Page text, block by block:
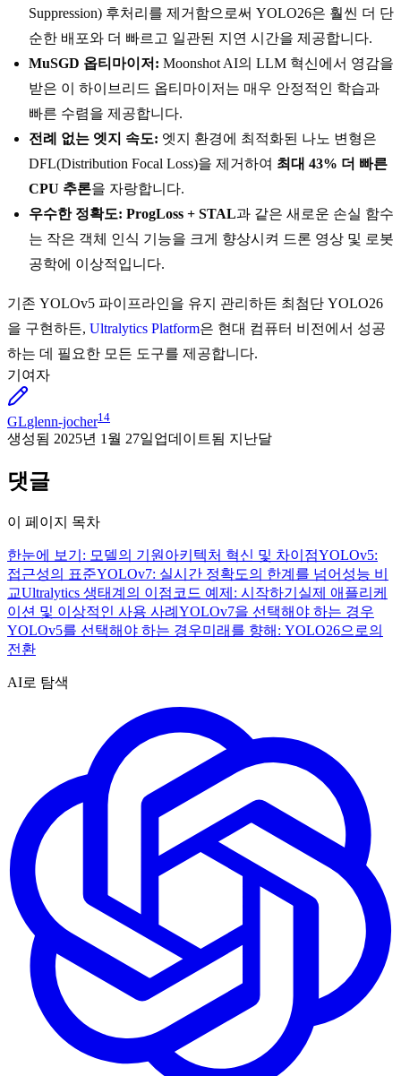
Suppression) 후처리를 제거함으로써 YOLO26은 훨씬 더 단
순한 배포와 더 빠르고 일관된 지연 시간을 제공합니다.
MuSGD 옵티마이저: Moonshot AI의 LLM 혁신에서 영감을
받은 이 하이브리드 옵티마이저는 매우 안정적인 학습과
빠른 수렴을 제공합니다.
전례 없는 엣지 속도: 엣지 환경에 최적화된 나노 변형은
DFL(Distribution Focal Loss)을 제거하여 최대 43% 더 빠른
CPU 추론을 자랑합니다.
우수한 정확도: ProgLoss + STAL과 같은 새로운 손실 함수
는 작은 객체 인식 기능을 크게 향상시켜 드론 영상 및 로봇
공학에 이상적입니다.
기존 YOLOv5 파이프라인을 유지 관리하든 최첨단 YOLO26
을 구현하든, Ultralytics Platform은 현대 컴퓨터 비전에서 성공
하는 데 필요한 모든 도구를 제공합니다.
기여자
GLglenn-jocher14
생성됨 2025년 1월 27일업데이트됨 지난달
댓글
이 페이지 목차
한눈에 보기: 모델의 기원 아키텍처 혁신 및 차이점YOLOv5:
접근성의 표준YOLOv7: 실시간 정확도의 한계를 넘어 성능 비
교Ultralytics 생태계의 이점 코드 예제: 시작하기 실제 애플리케
이션 및 이상적인 사용 사례 YOLOv7을 선택해야 하는 경우
YOLOv5를 선택해야 하는 경우미래를 향해: YOLO26으로의
전환
AI로 탐색